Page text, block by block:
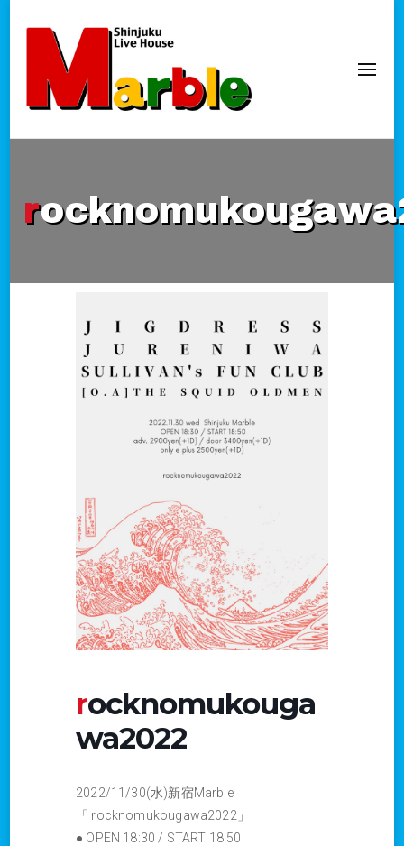
新宿Marble
official website
rocknomukouga
wa2022
2022/11/30(水)新宿Marble
「 rocknomukougawa2022」
● OPEN 18:30 / START 18:50